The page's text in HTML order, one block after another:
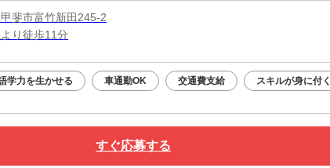
斐市富竹新田245-2
り徒歩11分
学力を生かせる 車通勤OK 交通費支給 スキルが身に付く
すぐ応募する